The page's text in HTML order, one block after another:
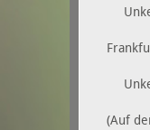
(Auf